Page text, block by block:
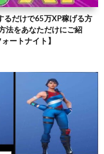
るだけで65万XP稼げる方
法をあなただけにご紹
トナイト】